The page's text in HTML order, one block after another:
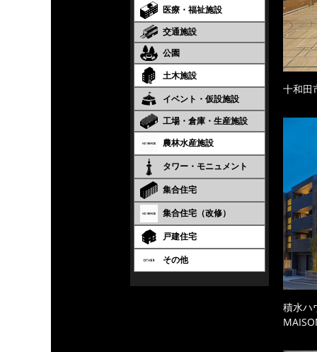
医療・福祉施設
交通施設
公園
土木施設
イベント・仮設施設
工場・倉庫・生産施設
農林水産施設
タワー・モニュメント
集合住宅
集合住宅（改修）
戸建住宅
その他
十和田
積水